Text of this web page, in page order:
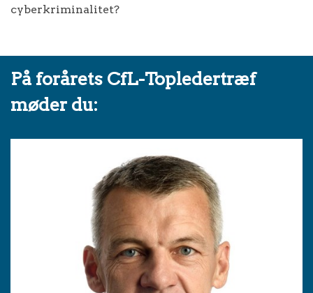
cyberkriminalitet?
På forårets CfL-Topledertræf
møder du: